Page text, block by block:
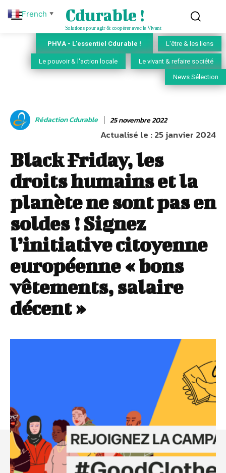
Cdurable !
Solutions pour agir & coopérer avec le Vivant
PHVA - L'essentiel Cdurable ! L'être & les liens
Le pouvoir & l'action locale Le vivant & refaire société
News Sélection
Rédaction Cdurable 25 novembre 2022
Actualisé le :25 janvier 2024
Black Friday, les
droits humains et la
planète ne sont pas en
soldes ! Signez
l’initiative citoyenne
européenne « bons
vêtements, salaire
décent »
French ▼